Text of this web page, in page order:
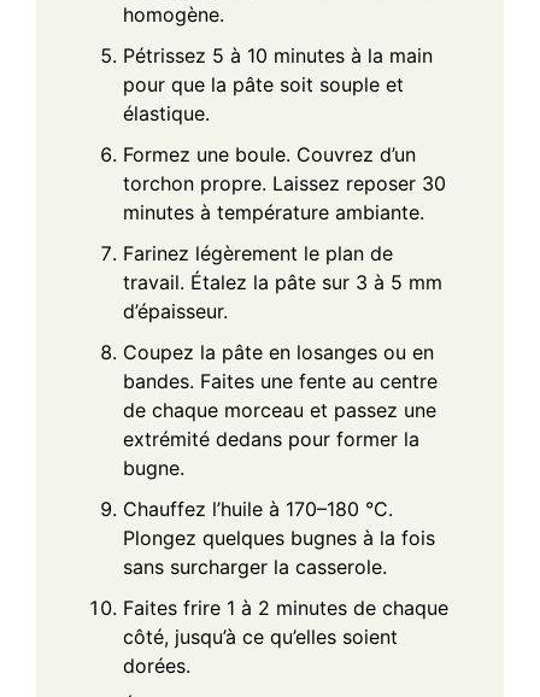
homogène.
Pétrissez 5 à 10 minutes à la main
pour que la pâte soit souple et
élastique.
Formez une boule. Couvrez d’un
torchon propre. Laissez reposer 30
minutes à température ambiante.
Farinez légèrement le plan de
travail. Étalez la pâte sur 3 à 5 mm
d’épaisseur.
Coupez la pâte en losanges ou en
bandes. Faites une fente au centre
de chaque morceau et passez une
extrémité dedans pour former la
bugne.
Chauffez l’huile à 170–180 °C.
Plongez quelques bugnes à la fois
sans surcharger la casserole.
Faites frire 1 à 2 minutes de chaque
côté, jusqu’à ce qu’elles soient
dorées.